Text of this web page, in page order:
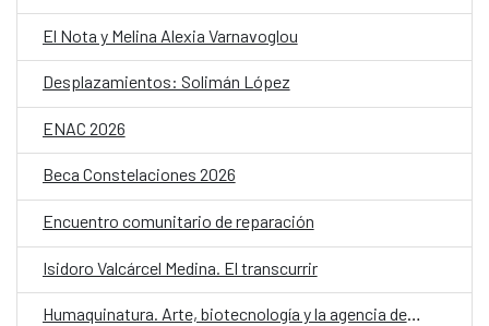
El Nota y Melina Alexia Varnavoglou
Desplazamientos: Solimán López
ENAC 2026
Beca Constelaciones 2026
Encuentro comunitario de reparación
Isidoro Valcárcel Medina. El transcurrir
Humaquinatura. Arte, biotecnología y la agencia de nuestro entorno